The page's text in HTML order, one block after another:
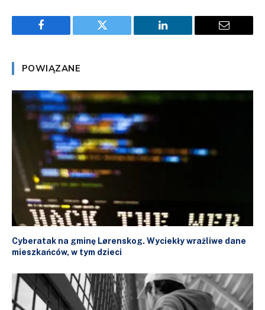
Facebook Twitter LinkedIn Email
POWIĄZANE
Cyberatak na gminę Lørenskog. Wyciekły wrażliwe dane
mieszkańców, w tym dzieci